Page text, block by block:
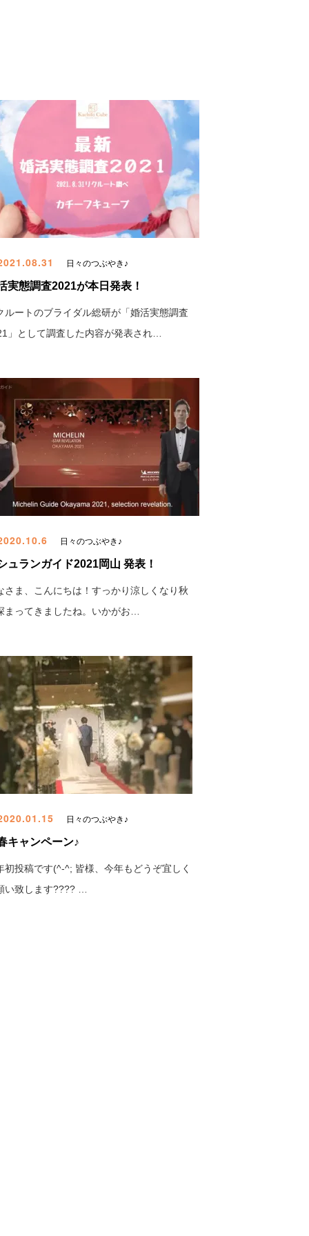
日々のつぶやき♪
実態調査2021が本日発表！
ルートのブライダル総研が「婚活実態調査
」として調査した内容が発表され…
日々のつぶやき♪
ュランガイド2021岡山 発表！
さま、こんにちは！すっかり涼しくなり秋
まってきましたね。いかがお…
日々のつぶやき♪
キャンペーン♪
初投稿です(^-^; 皆様、今年もどうぞ宜しく
い致します???? …